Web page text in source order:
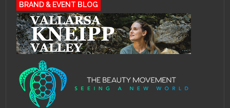
BRAND & EVENT BLOG